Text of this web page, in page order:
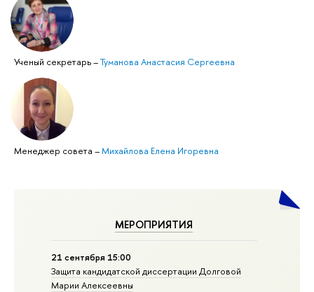
Ученый секретарь–Туманова Анастасия Сергеевна
Менеджер совета –Михайлова Елена Игоревна
МЕРОПРИЯТИЯ
21 сентября 15:00
Защита кандидатской диссертации Долговой
Марии Алексеевны